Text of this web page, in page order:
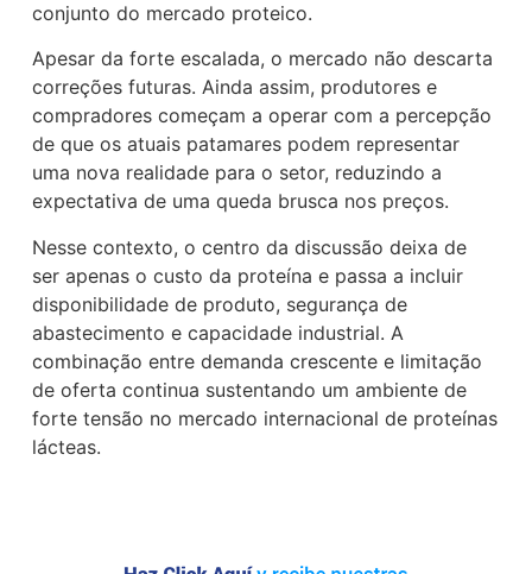
conjunto do mercado proteico.
Apesar da forte escalada, o mercado não descarta
correções futuras. Ainda assim, produtores e
compradores começam a operar com a percepção
de que os atuais patamares podem representar
uma nova realidade para o setor, reduzindo a
expectativa de uma queda brusca nos preços.
Nesse contexto, o centro da discussão deixa de
ser apenas o custo da proteína e passa a incluir
disponibilidade de produto, segurança de
abastecimento e capacidade industrial. A
combinação entre demanda crescente e limitação
de oferta continua sustentando um ambiente de
forte tensão no mercado internacional de proteínas
lácteas.